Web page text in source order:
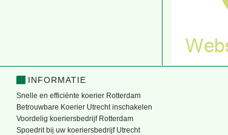
INFORMATIE
Snelle en efficiënte koerier Rotterdam
Betrouwbare Koerier Utrecht inschakelen
Voordelig koeriersbedrijf Rotterdam
Spoedrit bij uw koeriersbedrijf Utrecht